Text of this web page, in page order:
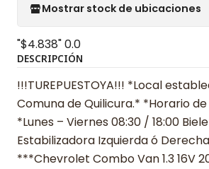
Mostrar stock de ubicaciones
"$4.838"0.0
DESCRIPCIÓN
!!!TUREPUESTOYA!!! *Local
Comuna de Quilicura.* *Horario
*Lunes – Viernes 08:30 / 18:00
Estabilizadora Izquierda ó
***Chevrolet Combo Van 1.3 16V